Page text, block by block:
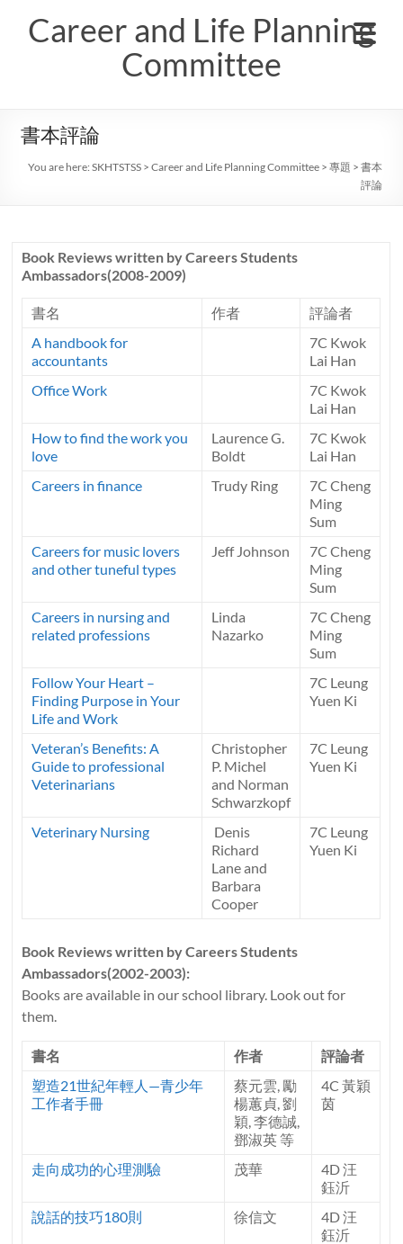
contentCareer and Life Planning
Committee
書本評論
You are here:SKHTSTSS >Career and Life Planning Committee >專題 >書本
評論
Book Reviews written by Careers Students
Ambassadors(2008-2009)
書名 作者
評論者
A handbook for
accountants
7C Kwok
Lai Han
Office Work
7C Kwok
Lai Han
How to find the work you
love
Laurence G.
Boldt
7C Kwok
Lai Han
Careers in finance
Trudy Ring
7C Cheng
Ming
Sum
Careers for music lovers
and other tuneful types
Jeff Johnson
7C Cheng
Ming
Sum
Careers in nursing and
related professions
Linda
Nazarko
7C Cheng
Ming
Sum
Follow Your Heart –
Finding Purpose in Your
Life and Work
7C Leung
Yuen Ki
Veteran’s Benefits: A
Guide to professional
Veterinarians
Christopher
P. Michel
and Norman
Schwarzkopf
7C Leung
Yuen Ki
Veterinary Nursing
Denis
Richard
Lane and
Barbara
Cooper
7C Leung
Yuen Ki
Book Reviews written by Careers Students
Ambassadors(2002-2003):
Books are available in our school library. Look out for
them.
書名 作者
評論者
塑造21世紀年輕人—青少年
工作者手冊
蔡元雲, 勵
楊蕙貞, 劉
穎, 李德誠,
鄧淑英 等
4C 黃穎
茵
走向成功的心理測驗 茂華
4D 汪
鈺沂
說話的技巧180則
徐信文
4D 汪
鈺沂